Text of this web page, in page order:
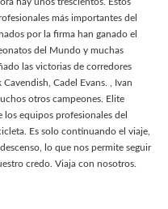
más importantes del
por la firma han ganado el
del Mundo y muchas
las victorias de corredores
Cadel Evans. , Ivan
otros campeones. Elite
equipos profesionales del
Es solo continuando el viaje,
lo que nos permite seguir
credo. Viaja con nosotros.